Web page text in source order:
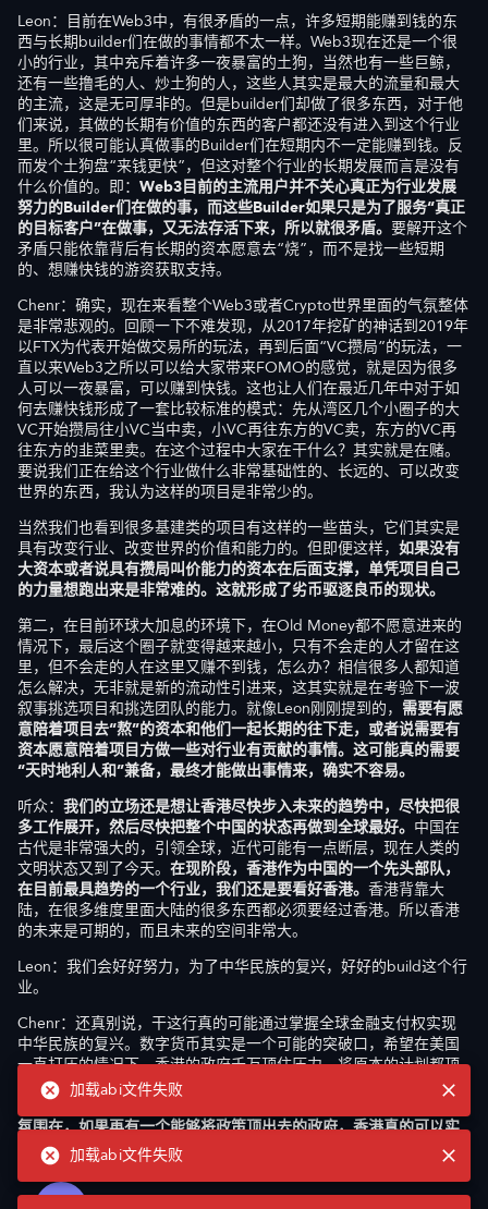
Leon：目前在Web3中，有很矛盾的一点，许多短期能赚到钱的东
西与长期builder们在做的事情都不太一样。Web3现在还是一个很
小的行业，其中充斥着许多一夜暴富的土狗，当然也有一些巨鲸，
还有一些撸毛的人、炒土狗的人，这些人其实是最大的流量和最大
的主流，这是无可厚非的。但是builder们却做了很多东西，对于他
们来说，其做的长期有价值的东西的客户都还没有进入到这个行业
里。所以很可能认真做事的Builder们在短期内不一定能赚到钱。反
而发个土狗盘“来钱更快”，但这对整个行业的长期发展而言是没有
什么价值的。即： Web3目前的主流用户并不关心真正为行业发展
努力的Builder们在做的事，而这些Builder如果只是为了服务“真正
的目标客户”在做事，又无法存活下来，所以就很矛盾。 要解开这个
矛盾只能依靠背后有长期的资本愿意去“烧”，而不是找一些短期
的、想赚快钱的游资获取支持。
Chenr：确实，现在来看整个Web3或者Crypto世界里面的气氛整体
是非常悲观的。回顾一下不难发现，从2017年挖矿的神话到2019年
以FTX为代表开始做交易所的玩法，再到后面“VC攒局”的玩法，一
直以来Web3之所以可以给大家带来FOMO的感觉，就是因为很多
人可以一夜暴富，可以赚到快钱。这也让人们在最近几年中对于如
何去赚快钱形成了一套比较标准的模式：先从湾区几个小圈子的大
VC开始攒局往小VC当中卖，小VC再往东方的VC卖，东方的VC再
往东方的韭菜里卖。在这个过程中大家在干什么？其实就是在赌。
要说我们正在给这个行业做什么非常基础性的、长远的、可以改变
世界的东西，我认为这样的项目是非常少的。
当然我们也看到很多基建类的项目有这样的一些苗头，它们其实是
具有改变行业、改变世界的价值和能力的。但即便这样， 如果没有
大资本或者说具有攒局叫价能力的资本在后面支撑，单凭项目自己
的力量想跑出来是非常难的。这就形成了劣币驱逐良币的现状。
第二，在目前环球大加息的环境下，在Old Money都不愿意进来的
情况下，最后这个圈子就变得越来越小，只有不会走的人才留在这
里，但不会走的人在这里又赚不到钱，怎么办？相信很多人都知道
怎么解决，无非就是新的流动性引进来，这其实就是在考验下一波
叙事挑选项目和挑选团队的能力。就像Leon刚刚提到的， 需要有愿
意陪着项目去“熬”的资本和他们一起长期的往下走，或者说需要有
资本愿意陪着项目方做一些对行业有贡献的事情。这可能真的需要
“天时地利人和”兼备，最终才能做出事情来，确实不容易。
听众： 我们的立场还是想让香港尽快步入未来的趋势中，尽快把很
多工作展开，然后尽快把整个中国的状态再做到全球最好。 中国在
古代是非常强大的，引领全球，近代可能有一点断层，现在人类的
文明状态又到了今天。 在现阶段，香港作为中国的一个先头部队，
在目前最具趋势的一个行业，我们还是要看好香港。 香港背靠大
陆，在很多维度里面大陆的很多东西都必须要经过香港。所以香港
的未来是可期的，而且未来的空间非常大。
Leon：我们会好好努力，为了中华民族的复兴，好好的build这个行
业。
Chenr：还真别说，干这行真的可能通过掌握全球金融支付权实现
中华民族的复兴。数字货币其实是一个可能的突破口，希望在美国
一直打压的情况下，香港的政府千万顶住压力，将原本的计划都顶
出去，这就已经是巨大的胜利了。
因为香港市场上的人都非常的贪
婪、非常的专业、非常的勤奋，有这样的一群人、有这样一个市场
氛围在，如果再有一个能够将政策顶出去的政府，香港真的可以实
现“中华民族伟大复兴”这个功能。
加载abi文件失败
加载abi文件失败